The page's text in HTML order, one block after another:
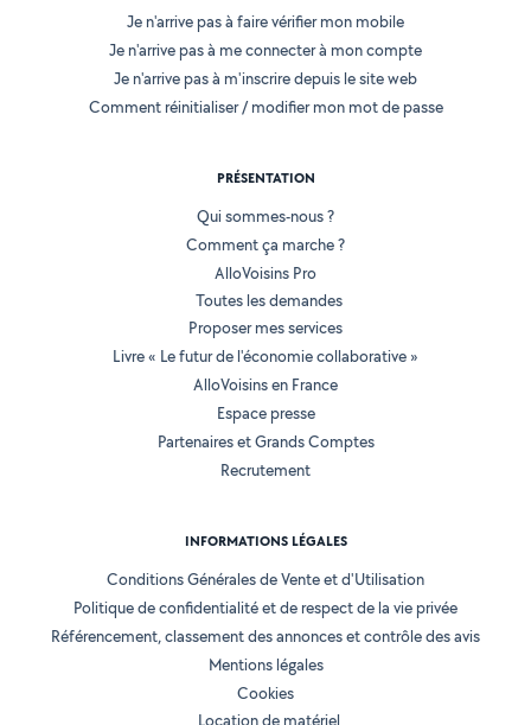
Je n'arrive pas à faire vérifier mon mobile
Je n'arrive pas à me connecter à mon compte
Je n'arrive pas à m'inscrire depuis le site web
Comment réinitialiser / modifier mon mot de passe
PRÉSENTATION
Qui sommes-nous ?
Comment ça marche ?
AlloVoisins Pro
Toutes les demandes
Proposer mes services
Livre « Le futur de l'économie collaborative »
AlloVoisins en France
Espace presse
Partenaires et Grands Comptes
Recrutement
INFORMATIONS LÉGALES
Conditions Générales de Vente et d'Utilisation
Politique de confidentialité et de respect de la vie privée
Référencement, classement des annonces et contrôle des avis
Mentions légales
Cookies
Location de matériel